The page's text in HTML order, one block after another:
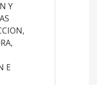
Y
E